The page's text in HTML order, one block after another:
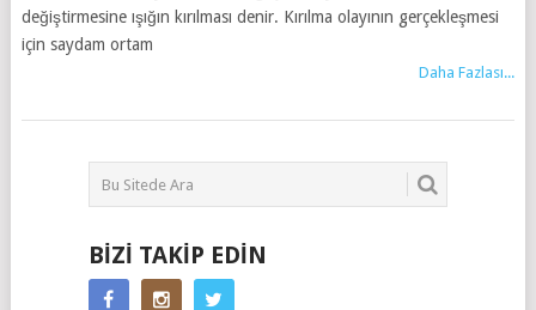
değiştirmesine ışığın kırılması denir. Kırılma olayının gerçekleşmesi
için saydam ortam
Daha Fazlası...
BIZI TAKIP EDIN